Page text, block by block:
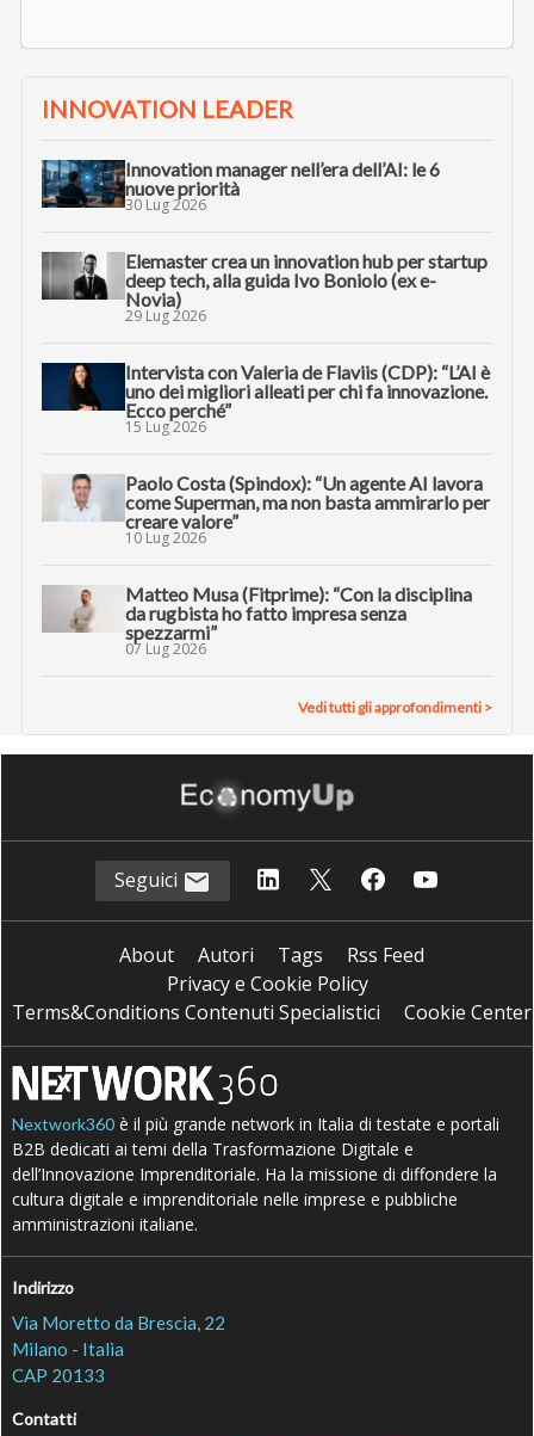
INNOVATION LEADER
Innovation manager nell’era dell’AI: le 6
nuove priorità
30 Lug 2026
Elemaster crea un innovation hub per startup
deep tech, alla guida Ivo Boniolo (ex e-
Novia)
29 Lug 2026
Intervista con Valeria de Flaviis (CDP): “L’AI è
uno dei migliori alleati per chi fa innovazione.
Ecco perché”
15 Lug 2026
Paolo Costa (Spindox): “Un agente AI lavora
come Superman, ma non basta ammirarlo per
creare valore”
10 Lug 2026
Matteo Musa (Fitprime): “Con la disciplina
da rugbista ho fatto impresa senza
spezzarmi”
07 Lug 2026
Vedi tutti gli approfondimenti >
Seguici
About Autori Tags
Rss Feed
Privacy e Cookie Policy
Terms&Conditions Contenuti Specialistici
Cookie Center
Nextwork360 è il più grande network in Italia di testate e portali
B2B dedicati ai temi della Trasformazione Digitale e
dell’Innovazione Imprenditoriale. Ha la missione di diffondere la
cultura digitale e imprenditoriale nelle imprese e pubbliche
amministrazioni italiane.
Indirizzo
Via Moretto da Brescia, 22
Milano - Italia
CAP 20133
Contatti